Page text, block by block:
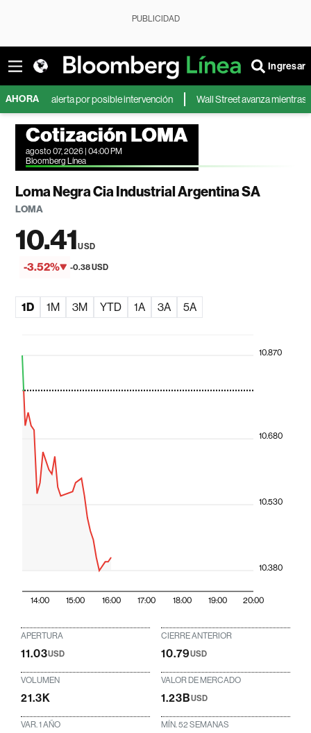
PUBLICIDAD
Ingresar
AHORA
la alerta por posible intervención Wall Street avanza mientras
Cotización LOMA
agosto 07, 2026 | 04:00 PM
Bloomberg Línea
Loma Negra Cia Industrial Argentina SA
LOMA
10.41USD
-3.52% -0.38 USD
1D 1M 3M YTD 1A 3A 5A
14:00 15:00 16:00 17:00 18:00 19:00 20:00
10.380
10.530
10.680
10.870
APERTURA
11.03USD
CIERRE ANTERIOR
10.79USD
VOLUMEN
21.3K
VALOR DE MERCADO
1.23BUSD
VAR. 1 AÑO MÍN. 52 SEMANAS